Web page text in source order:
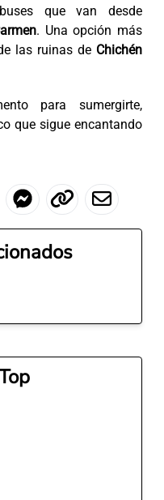
que van desde
. Una opción más
las ruinas de Chichén
para sumergirte,
que sigue encantando